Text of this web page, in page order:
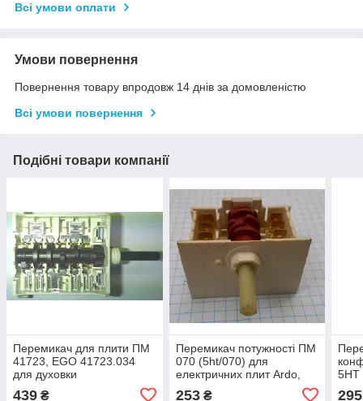
Всі умови оплати
Умови повернення
Повернення товару впродовж 14 днів за домовленістю
Всі умови повернення
Подібні товари компанії
Перемикач для плити ПМ
41723, EGO 41723.034
для духовки
439 ₴
Перемикач потужності ПМ
070 (5ht/070) для
електричних плит Ardo,
253₴
5HT
295